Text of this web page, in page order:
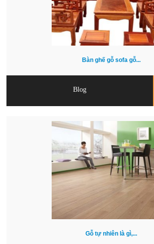
Bàn ghế gỗ sofa gỗ...
Blog
Gỗ tự nhiên là gì,...